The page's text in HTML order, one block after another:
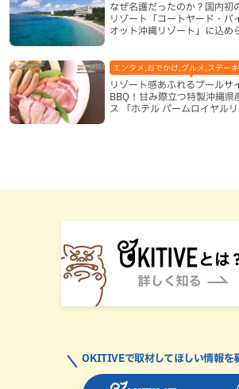
なぜ名護だったのか？国内初
リゾート「コートヤード・バ
オット沖縄リゾート」に込め
リゾート感あふれるプールサ
BBQ！甘み際立つ特製沖縄県
ス 「ホテル パームロイヤル
エンタメ,おでかけ,グルメ,ステー
OKITIVEで取材してほしい情報を